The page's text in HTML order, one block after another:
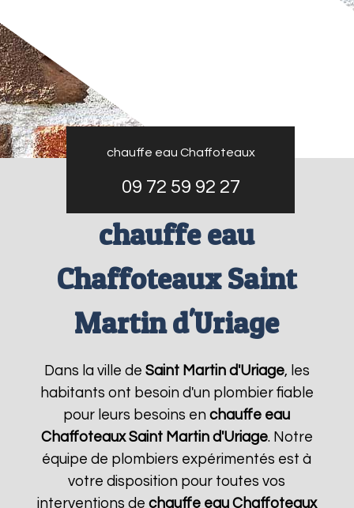
chauffe eau Chaffoteaux
09 72 59 92 27
chauffe eau
Chaffoteaux Saint
Martin d'Uriage
Dans la ville de Saint Martin d'Uriage, les
habitants ont besoin d'un plombier fiable
pour leurs besoins enchauffe eau
Chaffoteaux Saint Martin d'Uriage. Notre
équipe de plombiers expérimentés est à
votre disposition pour toutes vos
interventions de chauffe eau Chaffoteaux